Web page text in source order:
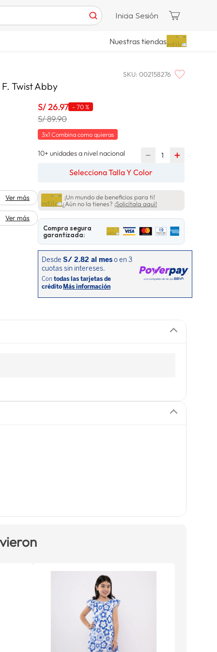
Inicia Sesión
Nuestras tiendas
SKU: 002158276
Twist Abby
Ver más
Ver más
S/26.97 -70 %
S/ 89.90
3x1 Combina como quieras
10+ unidades a nivel nacional ＋
－
Selecciona Talla Y Color
¡Un mundo de beneficios para ti!
¿Aún no la tienes? ¡Solicítala aquí!
Compra segura
garantizada: